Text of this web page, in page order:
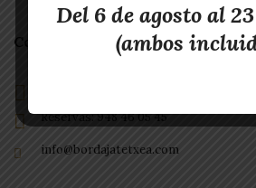
Contacta con nosotros
Reservas: 948 46 05 45
info@bordajatetxea.com
Del 6 de agosto al
(ambos